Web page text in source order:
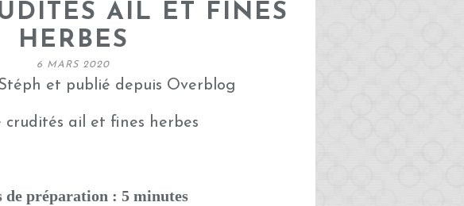
AIL ET FINES
HERBES
6 MARS 2020
et publié depuis Overblog
de préparation : 5 minutes